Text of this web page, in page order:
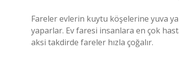
Fareler evlerin kuytu köşelerine yuva
yaparlar. Ev faresi insanlara en çok
aksi takdirde fareler hızla çoğalır.